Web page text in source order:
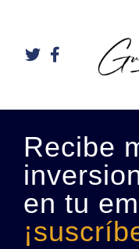
Recibe
en tu